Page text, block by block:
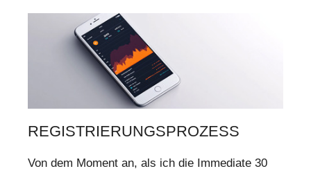
REGISTRIERUNGSPROZESS
Von dem Moment an, als ich die Immediate 30